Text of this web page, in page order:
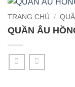
TRANG CHỦ /
QUẦN ÂU